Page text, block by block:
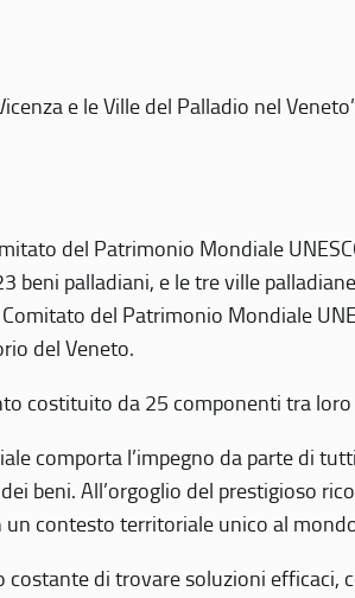
e le Ville del Palladio nel
del Patrimonio Mondiale
beni palladiani, e le tre ville
del Patrimonio Mondiale
del Veneto.
costituito da 25 componenti tra
comporta l’impegno da parte di
beni. All’orgoglio del prestigioso
contesto territoriale unico al
di trovare soluzioni